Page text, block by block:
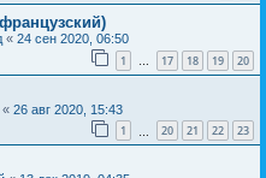
« 24 сен 2020, 06:50
1 … 17 18 19 20
« 26 авг 2020, 15:43
1 20 21 22 23